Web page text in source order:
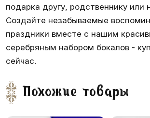
подарка другу, родственнику или
Создайте незабываемые
праздники вместе с нашим
серебряным набором бокалов -
сейчас.
Похожие товары